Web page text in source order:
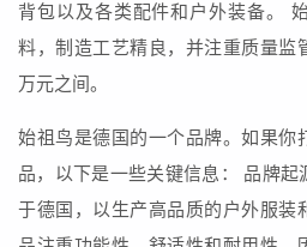
背包以及各类配件和户外装备。
料，制造工艺精良，并注重质量监
万元之间。
始祖鸟是德国的一个品牌。如果你
品，以下是一些关键信息： 品牌
于德国，以生产高品质的户外服装